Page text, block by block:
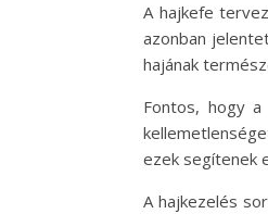
A hajkefe
azonban
hajának
Fontos, hogy
ezek segítenek
A hajkezelés